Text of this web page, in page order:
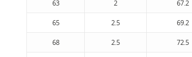
63 2 67.2
65 2.5 69.2
68 2.5 72.5